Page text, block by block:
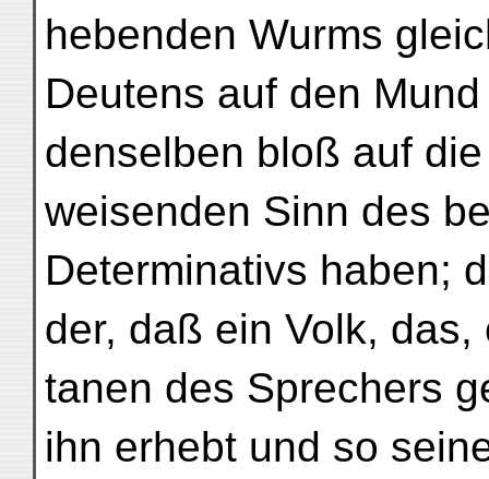
hebenden Wurms
Deutens auf den
denselben bloß auf
weisenden Sinn des
Determinativs haben;
der, daß ein Volk,
tanen des Sprechers
ihn erhebt und so